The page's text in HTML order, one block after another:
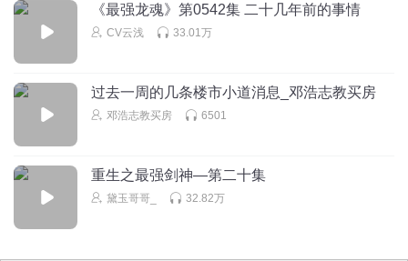
市场化、法治化原则，支持地方国有企业以合理价格收购已
建成未出售商品房，用作配售型或配租型保障性住房，预计
将带动银行贷款5000亿元。
新华社5月17日电，保障性住房贷款贷款利率为1.75%，资
金成本非常低，且通过银行发给地方国有企业，不得用于地
方政府融资平台，专款专用。不知道每个地方能匀多少，各
地方各房企会抢破头。
本次央行以再贷款的方式介入收储，开历史之先河，远超预
期。
《最强龙魂》第0542集 二十几年前的事情
CV云浅 33.01万
过去一周的几条楼市小道消息_邓浩志教买房
邓浩志教买房 6501
重生之最强剑神—第二十集
黛玉哥哥_ 32.82万